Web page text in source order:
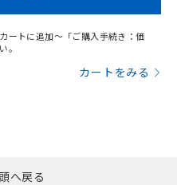
ートに追加～「ご購入手続き：価
。
カートをみる
へ戻る